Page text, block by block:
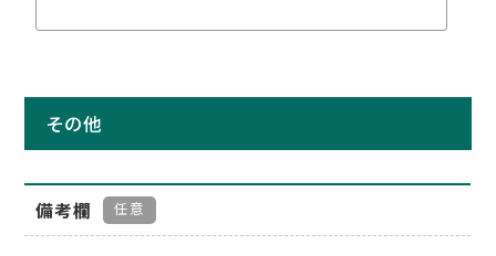
その他
備考欄 任意